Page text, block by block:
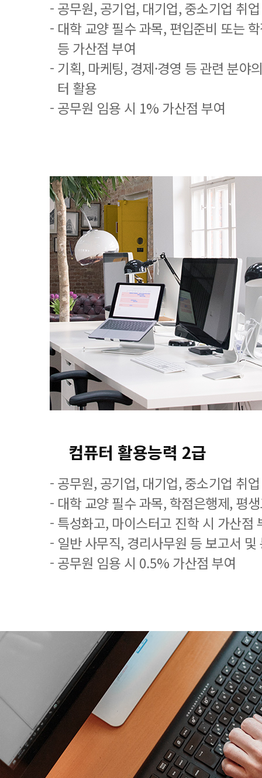
- 공무원, 공기업, 대기업, 중소기업 취
- 대학 교양 필수 과목, 편입준비 또는
등 가산점 부여
- 기획, 마케팅, 경제·경영 등 관련 분야
터 활용
- 공무원 임용 시 1% 가산점 부여
컴퓨터 활용능력 2급
- 공무원, 공기업, 대기업, 중소기업 취
- 대학 교양 필수 과목, 학점은행제, 평
- 특성화고, 마이스터고 진학 시 가산점
- 일반 사무직, 경리사무원 등 보고서 및
- 공무원 임용 시 0.5% 가산점 부여